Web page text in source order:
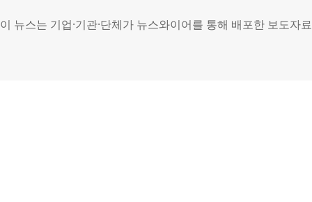
이 뉴스는 기업·기관·단체가 뉴스와이어를 통해 배포한 보도자